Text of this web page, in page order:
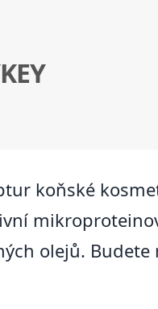
koňské
olejů.